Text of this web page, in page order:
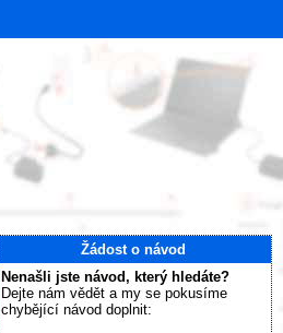
Žádost o návod
Nenašli jste návod, který hledáte?
Dejte nám vědět a my se pokusíme
chybějící návod doplnit: